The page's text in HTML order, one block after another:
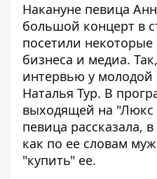
Накануне певица
большой концерт в
посетили
бизнеса и медиа.
интервью у молодой
Наталья Тур. В
выходящей на "Люкс
певица рассказала,
как по ее словам
"купить" ее.